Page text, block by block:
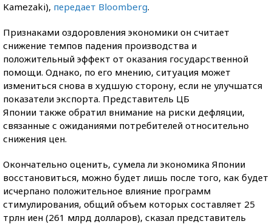
Kamezaki), передает Bloomberg.
Признаками оздоровления экономики он считает
снижение темпов падения производства и
положительный эффект от оказания государственной
помощи. Однако, по его мнению, ситуация может
измениться снова в худшую сторону, если не улучшатся
показатели экспорта. Представитель ЦБ
Японии также обратил внимание на риски дефляции,
связанные с ожиданиями потребителей относительно
снижения цен.
Окончательно оценить, сумела ли экономика Японии
восстановиться, можно будет лишь после того, как будет
исчерпано положительное влияние программ
стимулирования, общий объем которых составляет 25
трлн иен (261 млрд долларов), сказал представитель